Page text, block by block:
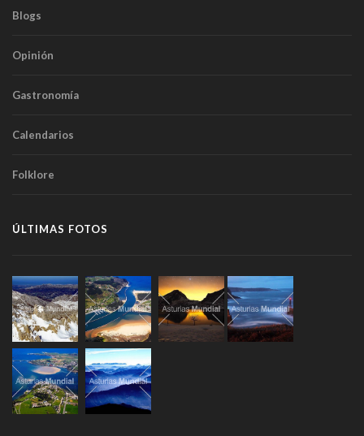
Blogs
Opinión
Gastronomía
Calendarios
Folklore
ÚLTIMAS FOTOS